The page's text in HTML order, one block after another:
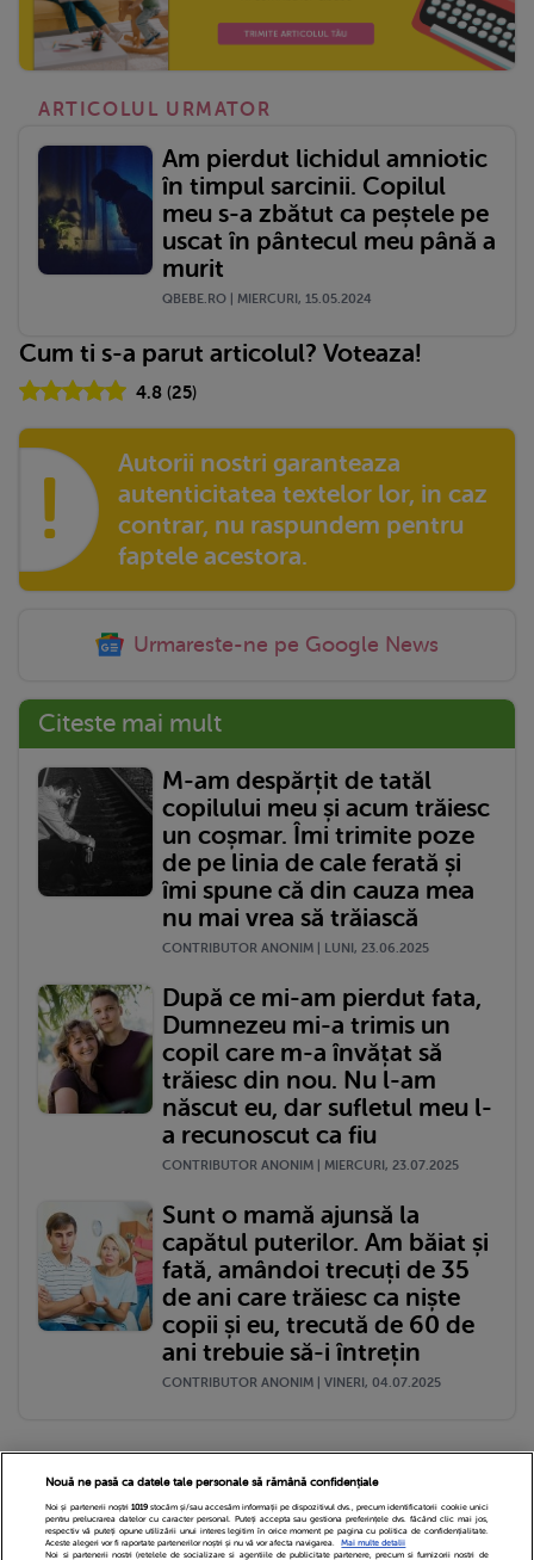
ARTICOLUL URMATOR
Am pierdut lichidul amniotic
în timpul sarcinii. Copilul
meu s-a zbătut ca peștele pe
uscat în pântecul meu până a
murit
QBEBE.RO | MIERCURI, 15.05.2024
Cum ti s-a parut articolul? Voteaza!
4.8(25)
!
Autorii nostri garanteaza
autenticitatea textelor lor, in caz
contrar, nu raspundem pentru
faptele acestora.
Urmareste-ne pe Google News
Citeste mai mult
M-am despărțit de tatăl
copilului meu și acum trăiesc
un coșmar. Îmi trimite poze
de pe linia de cale ferată și
îmi spune că din cauza mea
nu mai vrea să trăiască
CONTRIBUTOR ANONIM | LUNI, 23.06.2025
După ce mi-am pierdut fata,
Dumnezeu mi-a trimis un
copil care m-a învățat să
trăiesc din nou. Nu l-am
născut eu, dar sufletul meu l-
a recunoscut ca fiu
CONTRIBUTOR ANONIM | MIERCURI, 23.07.2025
Sunt o mamă ajunsă la
capătul puterilor. Am băiat și
fată, amândoi trecuți de 35
de ani care trăiesc ca niște
copii și eu, trecută de 60 de
ani trebuie să-i întrețin
CONTRIBUTOR ANONIM | VINERI, 04.07.2025
Nouă ne pasă ca datele tale personale să rămână confidențiale
Noi și partenerii noștri 1019stocăm și/sau accesăm informații pe dispozitivul dvs., precum identificatorii cookie unici
pentru prelucrarea datelor cu caracter personal. Puteți accepta sau gestiona preferințele dvs. făcând clic mai jos,
respectiv vă puteți opune utilizării unui interes legitim în orice moment pe pagina cu politica de confidențialitate.
Aceste alegeri vor fi raportate partenerilor noștri și nu vă vor afecta navigarea.
Mai multe detalii
Noi si partenerii nostri (retelele de socializare si agentiile de publicitate partenere, precum si furnizorii nostri de